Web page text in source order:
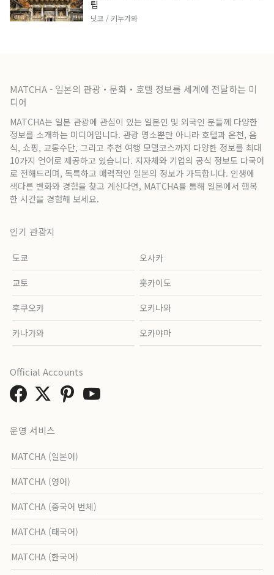
팁
닛코 / 키누가와
MATCHA - 일본의 관광・문화・호텔 정보를 세계에 전달하는 미
디어
MATCHA는 일본 관광에 관심이 있는 일본인 및 외국인 분들께 다양한
정보를 소개하는 미디어입니다. 관광 명소뿐만 아니라 호텔과 온천, 음
식, 쇼핑, 교통수단, 그리고 추천 여행 모델코스까지 다양한 정보를 최대
10가지 언어로 제공하고 있습니다. 지자체와 기업의 공식 정보도 다국어
로 전해드리며, 독특하고 매력적인 일본의 정보가 가득합니다. 인생에
색다른 변화와 경험을 찾고 계신다면, MATCHA를 통해 일본에서 행복
한 시간을 경험해 보세요.
인기 관광지
도쿄 오사카
교토 홋카이도
후쿠오카 오키나와
카나가와 오카야마
운영 서비스
MATCHA (일본어)
MATCHA (영어)
MATCHA (중국어 번체)
MATCHA (태국어)
MATCHA (한국어)
Official Accounts